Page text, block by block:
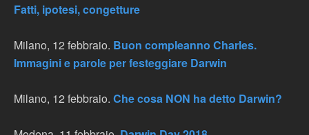
Fatti, ipotesi, congetture
Milano, 12 febbraio. Buon compleanno Charles.
Immagini e parole per festeggiare Darwin
Milano, 12 febbraio. Che cosa NON ha detto Darwin?